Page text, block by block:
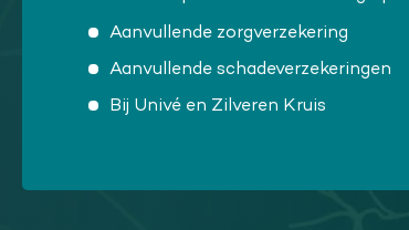
Aanvullende zorgverzekering
Aanvullende schadeverzekeringen
Bij Univé en Zilveren Kruis